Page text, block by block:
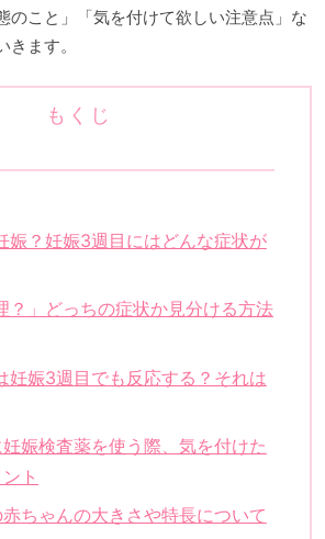
のこと」「気を付けて欲しい注意点」な
ます。
もくじ
娠？妊娠3週目にはどんな症状が
？」どっちの症状か見分ける方法
妊娠3週目でも反応する？それは
娠検査薬を使う際、気を付けた
ト
ちゃんの大きさや特長について